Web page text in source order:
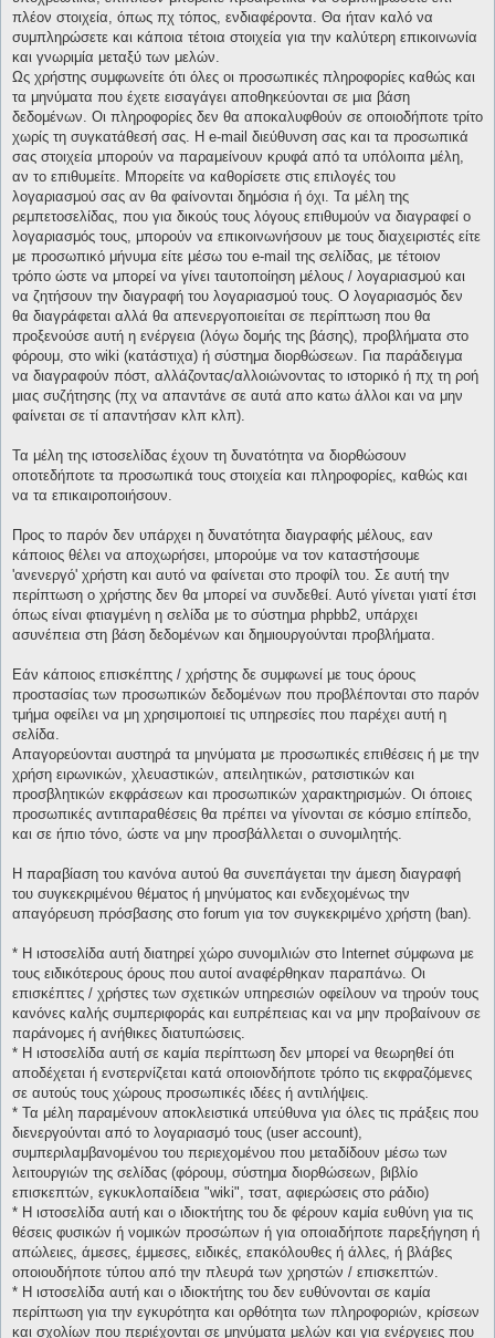
πλέον στοιχεία, όπως πχ τόπος, ενδιαφέροντα. Θα ήταν καλό να
συμπληρώσετε και κάποια τέτοια στοιχεία για την καλύτερη επικοινωνία
και γνωριμία μεταξύ των μελών.
Ως χρήστης συμφωνείτε ότι όλες οι προσωπικές πληροφορίες καθώς και
τα μηνύματα που έχετε εισαγάγει αποθηκεύονται σε μια βάση
δεδομένων. Οι πληροφορίες δεν θα αποκαλυφθούν σε οποιοδήποτε τρίτο
χωρίς τη συγκατάθεσή σας. Η e-mail διεύθυνση σας και τα προσωπικά
σας στοιχεία μπορούν να παραμείνουν κρυφά από τα υπόλοιπα μέλη,
αν το επιθυμείτε. Μπορείτε να καθορίσετε στις επιλογές του
λογαριασμού σας αν θα φαίνονται δημόσια ή όχι. Τα μέλη της
ρεμπετοσελίδας, που για δικούς τους λόγους επιθυμούν να διαγραφεί ο
λογαριασμός τους, μπορούν να επικοινωνήσουν με τους διαχειριστές είτε
με προσωπικό μήνυμα είτε μέσω του e-mail της σελίδας, με τέτοιον
τρόπο ώστε να μπορεί να γίνει ταυτοποίηση μέλους / λογαριασμού και
να ζητήσουν την διαγραφή του λογαριασμού τους. Ο λογαριασμός δεν
θα διαγράφεται αλλά θα απενεργοποιείται σε περίπτωση που θα
προξενούσε αυτή η ενέργεια (λόγω δομής της βάσης), προβλήματα στο
φόρουμ, στο wiki (κατάστιχα) ή σύστημα διορθώσεων. Για παράδειγμα
να διαγραφούν πόστ, αλλάζοντας/αλλοιώνοντας το ιστορικό ή πχ τη ροή
μιας συζήτησης (πχ να απαντάνε σε αυτά απο κατω άλλοι και να μην
φαίνεται σε τί απαντήσαν κλπ κλπ).
Τα μέλη της ιστοσελίδας έχουν τη δυνατότητα να διορθώσουν
οποτεδήποτε τα προσωπικά τους στοιχεία και πληροφορίες, καθώς και
να τα επικαιροποιήσουν.
Προς το παρόν δεν υπάρχει η δυνατότητα διαγραφής μέλους, εαν
κάποιος θέλει να αποχωρήσει, μπορούμε να τον καταστήσουμε
'ανενεργό' χρήστη και αυτό να φαίνεται στο προφίλ του. Σε αυτή την
περίπτωση ο χρήστης δεν θα μπορεί να συνδεθεί. Αυτό γίνεται γιατί έτσι
όπως είναι φτιαγμένη η σελίδα με το σύστημα phpbb2, υπάρχει
ασυνέπεια στη βάση δεδομένων και δημιουργούνται προβλήματα.
Εάν κάποιος επισκέπτης / χρήστης δε συμφωνεί με τους όρους
προστασίας των προσωπικών δεδομένων που προβλέπονται στο παρόν
τμήμα οφείλει να μη χρησιμοποιεί τις υπηρεσίες που παρέχει αυτή η
σελίδα.
Απαγορεύονται αυστηρά τα μηνύματα με προσωπικές επιθέσεις ή με την
χρήση ειρωνικών, χλευαστικών, απειλητικών, ρατσιστικών και
προσβλητικών εκφράσεων και προσωπικών χαρακτηρισμών. Οι όποιες
προσωπικές αντιπαραθέσεις θα πρέπει να γίνονται σε κόσμιο επίπεδο,
και σε ήπιο τόνο, ώστε να μην προσβάλλεται ο συνομιλητής.
Η παραβίαση του κανόνα αυτού θα συνεπάγεται την άμεση διαγραφή
του συγκεκριμένου θέματος ή μηνύματος και ενδεχομένως την
απαγόρευση πρόσβασης στο forum για τον συγκεκριμένο χρήστη (ban).
* H ιστοσελίδα αυτή διατηρεί χώρο συνομιλιών στο Internet σύμφωνα με
τους ειδικότερους όρους που αυτοί αναφέρθηκαν παραπάνω. Οι
επισκέπτες / χρήστες των σχετικών υπηρεσιών οφείλουν να τηρούν τους
κανόνες καλής συμπεριφοράς και ευπρέπειας και να μην προβαίνουν σε
παράνομες ή ανήθικες διατυπώσεις.
* H ιστοσελίδα αυτή σε καμία περίπτωση δεν μπορεί να θεωρηθεί ότι
αποδέχεται ή ενστερνίζεται κατά οποιονδήποτε τρόπο τις εκφραζόμενες
σε αυτούς τους χώρους προσωπικές ιδέες ή αντιλήψεις.
* Τα μέλη παραμένουν αποκλειστικά υπεύθυνα για όλες τις πράξεις που
διενεργούνται από το λογαριασμό τους (user account),
συμπεριλαμβανομένου του περιεχομένου που μεταδίδουν μέσω των
λειτουργιών της σελίδας (φόρουμ, σύστημα διορθώσεων, βιβλίο
επισκεπτών, εγκυκλοπαίδεια "wiki", τσατ, αφιερώσεις στο ράδιο)
* H ιστοσελίδα αυτή και ο ιδιοκτήτης του δε φέρουν καμία ευθύνη για τις
θέσεις φυσικών ή νομικών προσώπων ή για οποιαδήποτε παρεξήγηση ή
απώλειες, άμεσες, έμμεσες, ειδικές, επακόλουθες ή άλλες, ή βλάβες
οποιουδήποτε τύπου από την πλευρά των χρηστών / επισκεπτών.
* H ιστοσελίδα αυτή και ο ιδιοκτήτης του δεν ευθύνονται σε καμία
περίπτωση για την εγκυρότητα και ορθότητα των πληροφοριών, κρίσεων
και σχολίων που περιέχονται σε μηνύματα μελών και για ενέργειες που